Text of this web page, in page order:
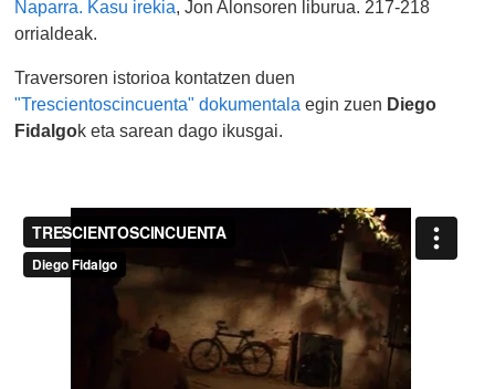
Naparra. Kasu irekia, Jon Alonsoren liburua. 217-218
orrialdeak.
Traversoren istorioa kontatzen duen
"Trescientoscincuenta" dokumentala egin zuen Diego
Fidalgok eta sarean dago ikusgai.